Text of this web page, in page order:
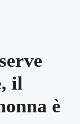
il
è